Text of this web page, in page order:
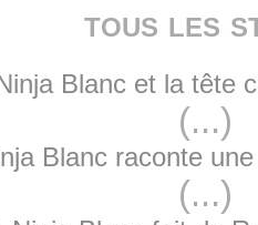
tous les
Blanc et la tête
(...)
Blanc raconte
(...)